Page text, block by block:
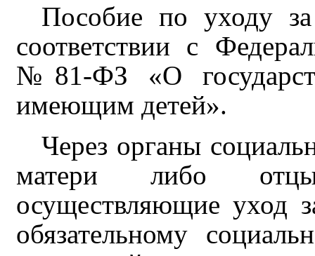
Пособие по уходу за
соответствии с
№81-ФЗ «О
имеющим детей».
Через органы
матери либо
осуществляющие уход
обязательному